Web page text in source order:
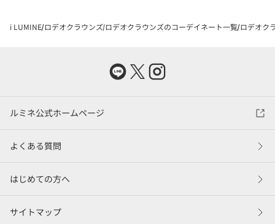
i LUMINE ロデオクラウンズ ロデオクラウンズのコーデイネート一覧 ロデオク
ルミネ公式ホームページ
よくある質問
はじめての方へ
サイトマップ